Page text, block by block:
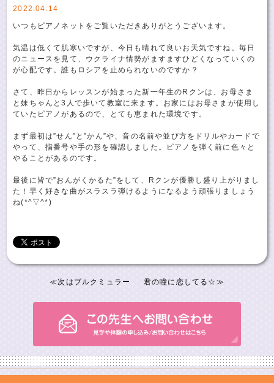
2022.04.14
いつもピアノネットをご覧いただきありがとうございます。
気温は低くて肌寒いですが、今日も晴れて良いお天気ですね。毎日
のニュースを見て、ウクライナ情勢がますますひどくなっていくの
が心配です。誰もロシアを止められないのですか？
さて、昨日からレッスンが始まった新一年生のRクンは、お母さま
と妹ちゃんと3人で歩いて教室に来ます。お家にはお母さまが使用し
ていたピアノがあるので、とても恵まれた環境です。
まず最初は”せん”と”かん”や、音の名前や並び方をドリルやカードで
やって、指番号や手の形を確認しました。ピアノを弾く前に色々と
やることがあるのです。
最後に皆で”おんがくかるた”をして、Rクンが優勝し盛り上がりまし
た！早く好きな曲がスラスラ弾けるようになるよう頑張りましょう
ね(*^▽^*)
≪次はブルクミュラー 君の瞳に恋してる☆ ≫